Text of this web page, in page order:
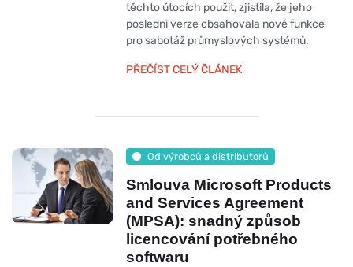
těchto útocích použit, zjistila, že jeho
poslední verze obsahovala nové funkce
pro sabotáž průmyslových systémů.
PŘEČÍST CELÝ ČLÁNEK
Od výrobců a distributorů
Smlouva Microsoft Products
and Services Agreement
(MPSA): snadný způsob
licencování potřebného
softwaru